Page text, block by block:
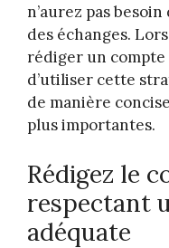
n’aurez pas
des échanges.
rédiger un
d’utiliser cette
de manière
plus importantes.
Rédigez le
respectant
adéquate